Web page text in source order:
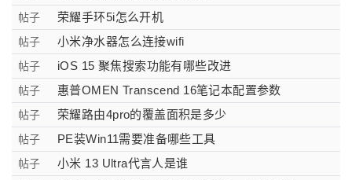
帖子 荣耀手环5i怎么开机
帖子 小米净水器怎么连接wifi
帖子 iOS 15 聚焦搜索功能有哪些改进
帖子 惠普OMEN Transcend 16笔记本配置参数
帖子 荣耀路由4pro的覆盖面积是多少
帖子 PE装Win11需要准备哪些工具
帖子 小米 13 Ultra代言人是谁